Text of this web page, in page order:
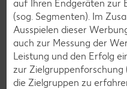
Bananen-Rezepte
Zurück zu
auf Ihren Endgeräten zur
(sog. Segmenten). Im
Ausspielen dieser
auch zur Messung der
Leistung und den Erfolg
zur Zielgruppenforschung
die Zielgruppen zu